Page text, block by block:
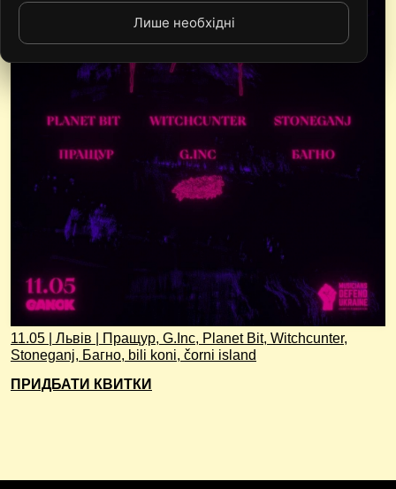
11.05 | Львів | Пращур, G.Inc, Planet Bit, Witchcunter,
Stoneganj, Багно, bili koni, čorni island
ПРИДБАТИ КВИТКИ
Лише необхідні